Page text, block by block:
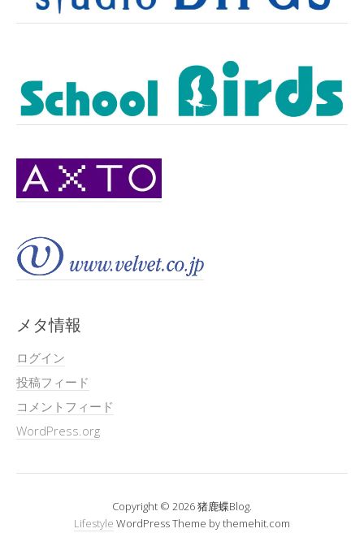
メタ情報
ログイン
投稿フィード
コメントフィード
WordPress.org
Copyright © 2026 猪鹿蝶Blog.
Lifestyle WordPress Theme by themehit.com